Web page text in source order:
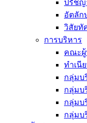
ปรัชญ
อัตลั
วิสัยทั
การบริหาร
คณะผู้
ทำเนี
กลุ่มบ
กลุ่มบ
กลุ่มบ
กลุ่มบ